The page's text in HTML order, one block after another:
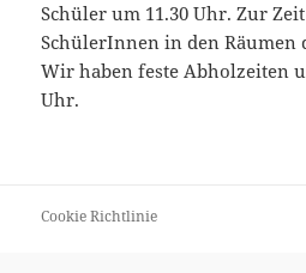
Schüler um 11.30 Uhr. Zur
SchülerInnen in den Räumen
Wir haben feste Abholzeiten
Uhr.
Cookie Richtlinie